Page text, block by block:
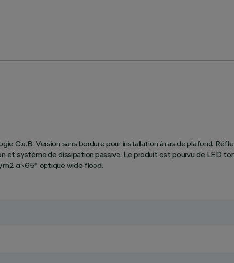
C.o.B. Version sans bordure pour installation à ras de plafond.
et système de dissipation passive. Le produit est pourvu de LED
m2 α>65° optique wide flood.